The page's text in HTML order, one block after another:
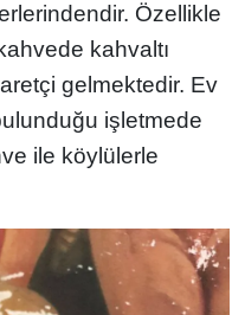
Özellikle
kahvaltı
gelmektedir. Ev
işletmede
ile köylülerle